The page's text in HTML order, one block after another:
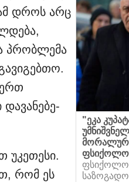
დროს არც
პრობლემა
უკეთესი.
რომ ეს
"ეკა